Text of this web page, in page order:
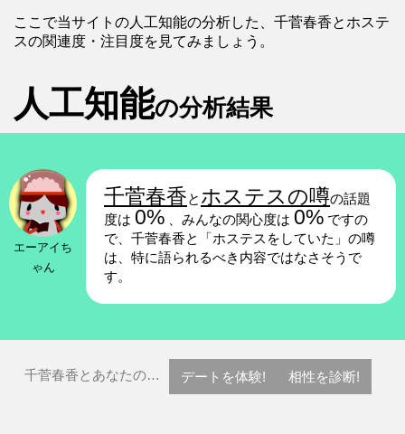
ここで当サイトの人工知能の分析した、千菅春香とホステ
スの関連度・注目度を見てみましょう。
人工知能の分析結果
エーアイち
ゃん
千菅春香と ホステスの噂の話題
度は 0% 、みんなの関心度は 0% ですの
で、千菅春香と「ホステスをしていた」の噂
は、特に語られるべき内容ではなさそうで
す。
千菅春香とあなたの… デートを体験! 相性を診断!